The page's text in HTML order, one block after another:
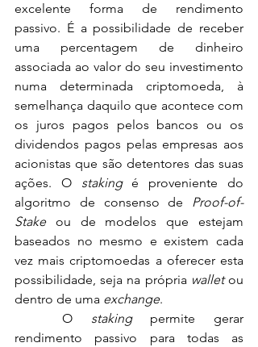
excelente forma de rendimento
passivo. É a possibilidade de receber
uma percentagem de dinheiro
associada ao valor do seu investimento
numa determinada criptomoeda, à
semelhança daquilo que acontece com
os juros pagos pelos bancos ou os
dividendos pagos pelas empresas aos
acionistas que são detentores das suas
ações. O staking é proveniente do
algoritmo de consenso de Proof-of-
Stake ou de modelos que estejam
baseados no mesmo e existem cada
vez mais criptomoedas a oferecer esta
possibilidade, seja na própria wallet ou
dentro de uma exchange.
	O
staking permite gerar
rendimento passivo para todas as